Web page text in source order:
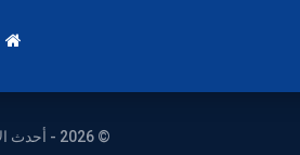
© 2026 - أحدث الأخبار العاجلة في تونس والعالم. جميع الحقوق محفوظة.